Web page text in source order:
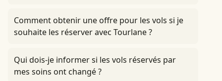
Comment obtenir une offre pour les vols si je
souhaite les réserver avec Tourlane ?
Qui dois-je informer si les vols réservés par
mes soins ont changé ?